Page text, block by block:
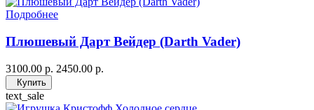
Подробнее
Плюшевый Дарт Вейдер (Darth Vader)
3100.00 р. 2450.00 р.
Купить
text_sale